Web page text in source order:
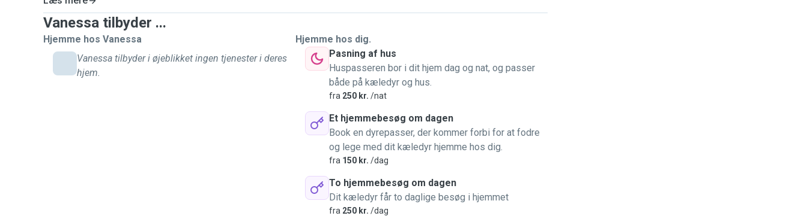
Vanessa tilbyder ...
Hjemme hos Vanessa
Vanessa tilbyder i øjeblikket ingen tjenester i deres
hjem.
Hjemme hos dig.
Pasning af hus
Huspasseren bor i dit hjem dag og nat, og passer
både på kæledyr og hus.
fra 250 kr. /nat
Et hjemmebesøg om dagen
Book en dyrepasser, der kommer forbi for at fodre
og lege med dit kæledyr hjemme hos dig.
fra 150 kr. /dag
To hjemmebesøg om dagen
Dit kæledyr får to daglige besøg i hjemmet
fra 250 kr. /dag